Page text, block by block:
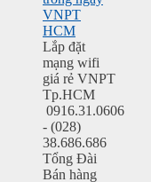
VNPT
HCM
Lắp đặt
mạng wifi
giá rẻ VNPT
Tp.HCM
0916.31.0606
- (028)
38.686.686
Tổng Đài
Bán hàng